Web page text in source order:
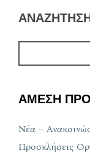
ΑΜΕΣΗ
Νέα –
Προσκλήσεις